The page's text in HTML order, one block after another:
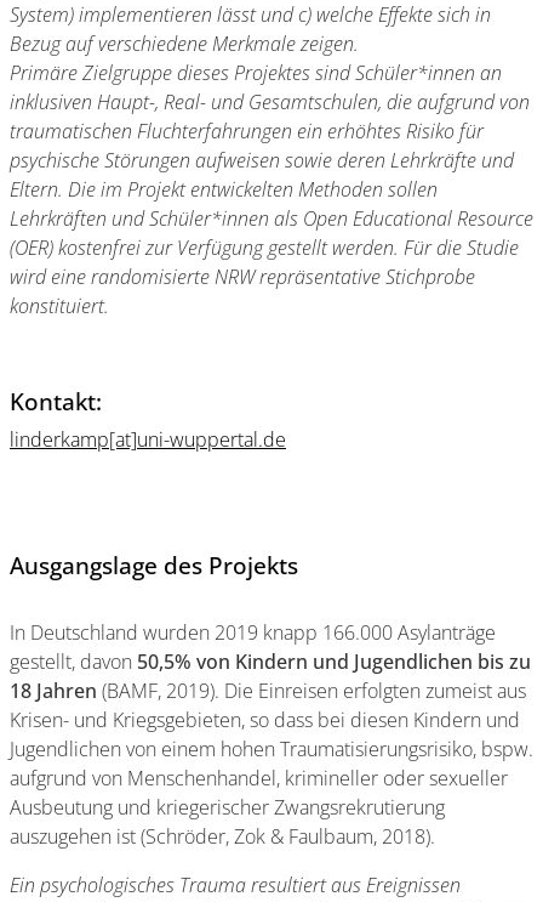
System) implementieren lässt und c) welche Effekte sich in
Bezug auf verschiedene Merkmale zeigen.
Primäre Zielgruppe dieses Projektes sind Schüler*innen an
inklusiven Haupt-, Real- und Gesamtschulen, die aufgrund von
traumatischen Fluchterfahrungen ein erhöhtes Risiko für
psychische Störungen aufweisen sowie deren Lehrkräfte und
Eltern. Die im Projekt entwickelten Methoden sollen
Lehrkräften und Schüler*innen als Open Educational Resource
(OER) kostenfrei zur Verfügung gestellt werden. Für die Studie
wird eine randomisierte NRW repräsentative Stichprobe
konstituiert.
Kontakt:
linderkamp[at]uni-wuppertal.de
Ausgangslage des Projekts
In Deutschland wurden 2019 knapp 166.000 Asylanträge
gestellt, davon 50,5% von Kindern und Jugendlichen bis zu
18 Jahren (BAMF, 2019). Die Einreisen erfolgten zumeist aus
Krisen- und Kriegsgebieten, so dass bei diesen Kindern und
Jugendlichen von einem hohen Traumatisierungsrisiko, bspw.
aufgrund von Menschenhandel, krimineller oder sexueller
Ausbeutung und kriegerischer Zwangsrekrutierung
auszugehen ist (Schröder, Zok & Faulbaum, 2018).
Ein psychologisches Trauma resultiert aus Ereignissen